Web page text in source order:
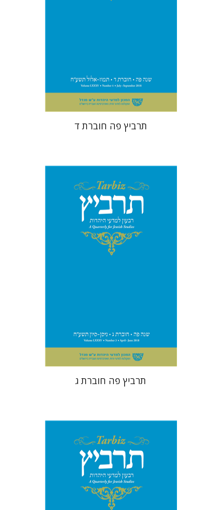
תרביץ פה חוברת ד
שולמית אליצור
מנחם קיסטר
קטרינה ריגו
$29
$26
תרביץ פה חוברת ג
שולמית אליצור
מנחם קיסטר
קטרינה ריגו